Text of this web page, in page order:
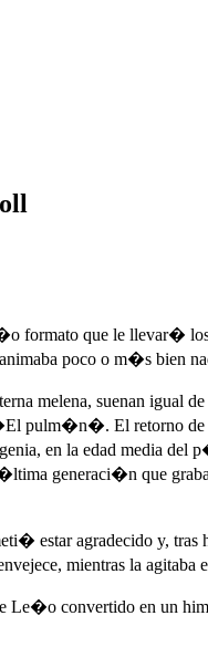
formato que le llevar�
poco o m�s bien
melena, suenan igual
pulm�n�. El retorno
en la edad media
generaci�n que
estar agradecido y, tras
mientras la agitaba
convertido en un